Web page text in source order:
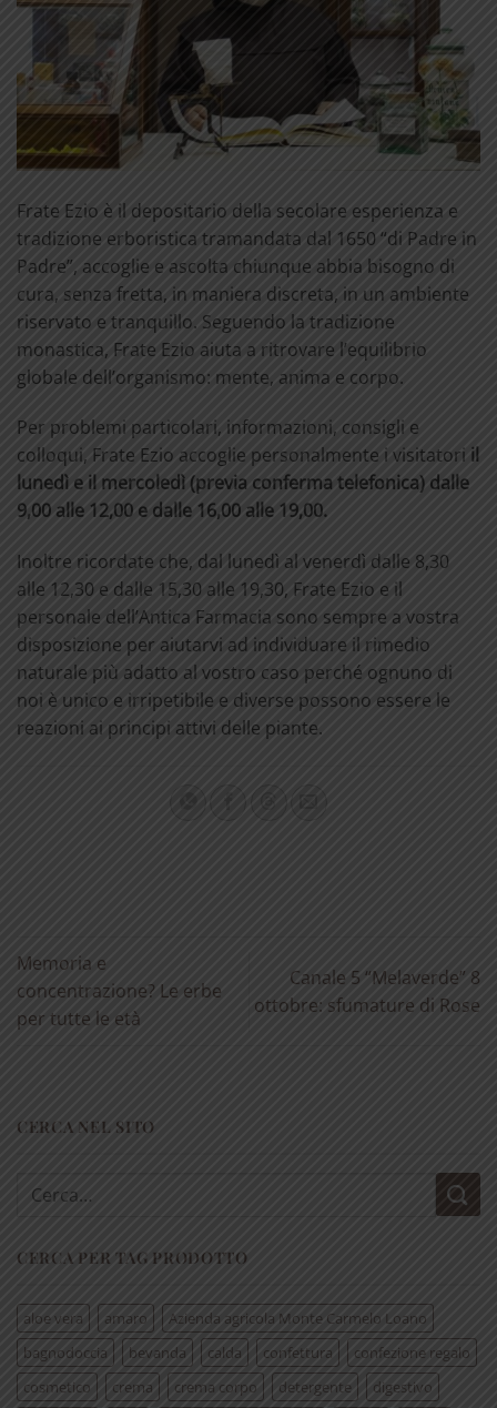
Frate Ezio è il depositario della secolare esperienza e
tradizione erboristica tramandata dal 1650 “di Padre in
Padre”, accoglie e ascolta chiunque abbia bisogno di
cura, senza fretta, in maniera discreta, in un ambiente
riservato e tranquillo. Seguendo la tradizione
monastica, Frate Ezio aiuta a ritrovare l’equilibrio
globale dell’organismo: mente, anima e corpo.
Per problemi particolari, informazioni, consigli e
colloqui, Frate Ezio accoglie personalmente i visitatori il
lunedì e il mercoledì (previa conferma telefonica) dalle
9,00 alle 12,00 e dalle 16,00 alle 19,00.
Inoltre ricordate che, dal lunedì al venerdì dalle 8,30
alle 12,30 e dalle 15,30 alle 19,30, Frate Ezio e il
personale dell’Antica Farmacia sono sempre a vostra
disposizione per aiutarvi ad individuare il rimedio
naturale più adatto al vostro caso perché ognuno di
noi è unico e irripetibile e diverse possono essere le
reazioni ai principi attivi delle piante.
Memoria e
concentrazione? Le erbe
per tutte le età
Canale 5 “Melaverde” 8
ottobre: sfumature di Rose
CERCA NEL SITO
Cerca:
CERCA PER TAG PRODOTTO
aloe vera amaro
Azienda agricola Monte Carmelo Loano
bagnodoccia
bevanda calda confettura
confezione regalo
cosmetico
crema crema corpo detergente
digestivo